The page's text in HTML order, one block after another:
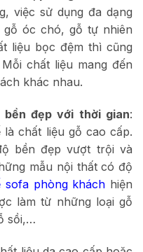
việc sử dụng đa dạng
óc chó, gỗ tự nhiên
liệu bọc đệm thì cũng
chất liệu mang đến
khác nhau.
đẹp với thời gian:
chất liệu gỗ cao cấp.
bền đẹp vượt trội và
mẫu nội thất có độ
sofa phòng khách hiện
làm từ những loại gỗ
sồi,…